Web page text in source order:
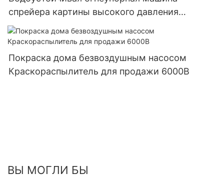
спрейера картины высокого давления
автоматизированная для стен 6000А
Покраска дома безвоздушным насосом
Краскораспылитель для продажи 6000B
ВЫ МОГЛИ БЫ